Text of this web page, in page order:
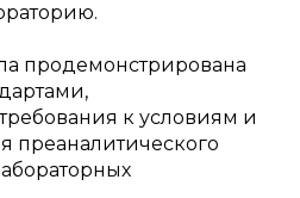
продемонстрирована
к условиям и
преаналитического